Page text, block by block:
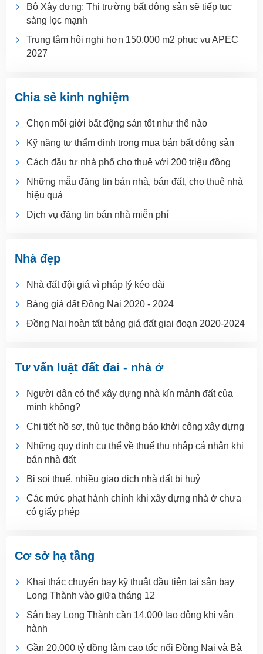
Bộ Xây dựng: Thị trường bất động sản sẽ tiếp tục
sàng lọc mạnh
Trung tâm hội nghị hơn 150.000 m2 phục vụ APEC
2027
Chia sẻ kinh nghiệm
Chọn môi giới bất động sản tốt như thế nào
Kỹ năng tự thẩm định trong mua bán bất động sản
Cách đầu tư nhà phố cho thuê với 200 triệu đồng
Những mẫu đăng tin bán nhà, bán đất, cho thuê nhà
hiệu quả
Dịch vụ đăng tin bán nhà miễn phí
Nhà đẹp
Nhà đất đội giá vì pháp lý kéo dài
Bảng giá đất Đồng Nai 2020 - 2024
Đồng Nai hoàn tất bảng giá đất giai đoạn 2020-2024
Tư vấn luật đất đai - nhà ở
Người dân có thể xây dựng nhà kín mảnh đất của
mình không?
Chi tiết hồ sơ, thủ tục thông báo khởi công xây dựng
Những quy định cụ thể về thuế thu nhập cá nhân khi
bán nhà đất
Bị soi thuế, nhiều giao dịch nhà đất bị huỷ
Các mức phạt hành chính khi xây dựng nhà ở chưa
có giấy phép
Cơ sở hạ tầng
Khai thác chuyến bay kỹ thuật đầu tiên tại sân bay
Long Thành vào giữa tháng 12
Sân bay Long Thành cần 14.000 lao động khi vận
hành
Gần 20.000 tỷ đồng làm cao tốc nối Đồng Nai và Bà